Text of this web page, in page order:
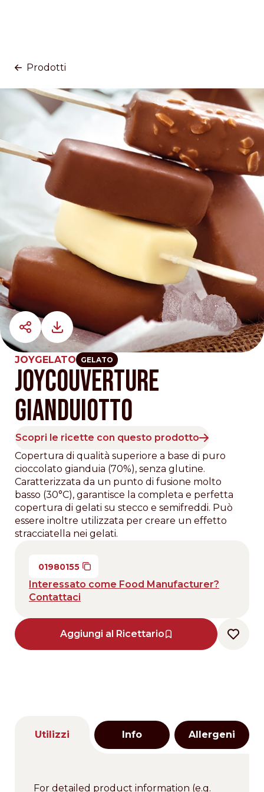
Prodotti
JOYGELATO GELATO
JOYCOUVERTURE
GIANDUIOTTO
Scopri le ricette con questo prodotto
Copertura di qualità superiore a base di puro
cioccolato gianduia (70%), senza glutine.
Caratterizzata da un punto di fusione molto
basso (30°C), garantisce la completa e perfetta
copertura di gelati su stecco e semifreddi. Può
essere inoltre utilizzata per creare un effetto
stracciatella nei gelati.
01980155
Interessato come Food Manufacturer?
Contattaci
Aggiungi al Ricettario
Utilizzi Info Allergeni
For detailed product information (e.g.